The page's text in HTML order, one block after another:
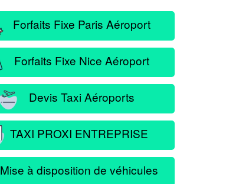
Forfaits Fixe Paris Aéroport
Forfaits Fixe Nice Aéroport
Devis Taxi Aéroports
TAXI PROXI ENTREPRISE
Mise à disposition de véhicules